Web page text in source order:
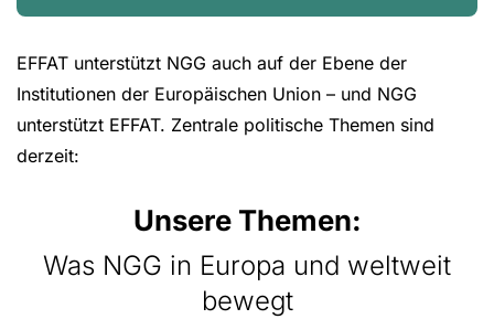
EFFAT unterstützt NGG auch auf der Ebene der
Institutionen der Europäischen Union – und NGG
unterstützt EFFAT. Zentrale politische Themen sind
derzeit:
Unsere Themen:
Was NGG in Europa und weltweit
bewegt